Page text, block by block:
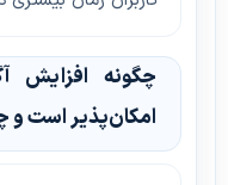
چگونه افزایش
امکان‌پذیر است و